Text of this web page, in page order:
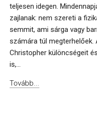
teljesen idegen.
zajlanak: nem szereti a
semmit, ami sárga vagy
számára túl
Christopher különcségeit
is,...
Tovább...